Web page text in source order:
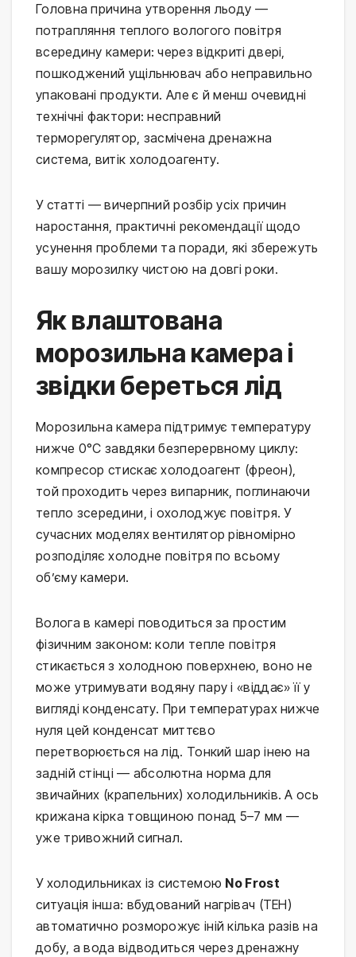
Головна причина утворення льоду —
потрапляння теплого вологого повітря
всередину камери: через відкриті двері,
пошкоджений ущільнювач або неправильно
упаковані продукти. Але є й менш очевидні
технічні фактори: несправний
терморегулятор, засмічена дренажна
система, витік холодоагенту.
У статті — вичерпний розбір усіх причин
наростання, практичні рекомендації щодо
усунення проблеми та поради, які збережуть
вашу морозилку чистою на довгі роки.
Як влаштована
морозильна камера і
звідки береться лід
Морозильна камера підтримує температуру
нижче 0°C завдяки безперервному циклу:
компресор стискає холодоагент (фреон),
той проходить через випарник, поглинаючи
тепло зсередини, і охолоджує повітря. У
сучасних моделях вентилятор рівномірно
розподіляє холодне повітря по всьому
об’єму камери.
Волога в камері поводиться за простим
фізичним законом: коли тепле повітря
стикається з холодною поверхнею, воно не
може утримувати водяну пару і «віддає» її у
вигляді конденсату. При температурах нижче
нуля цей конденсат миттєво
перетворюється на лід. Тонкий шар інею на
задній стінці — абсолютна норма для
звичайних (крапельних) холодильників. А ось
крижана кірка товщиною понад 5–7 мм —
уже тривожний сигнал.
У холодильниках із системою No Frost
ситуація інша: вбудований нагрівач (ТЕН)
автоматично розморожує іній кілька разів на
добу, а вода відводиться через дренажну